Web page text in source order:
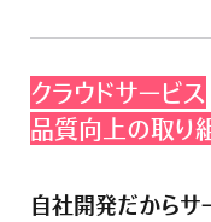
クラウドサービス
品質向上の取り
自社開発だからサ